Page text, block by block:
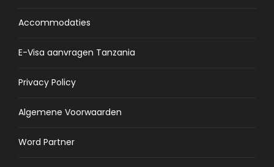
Accommodaties
E-Visa aanvragen Tanzania
Privacy Policy
Algemene Voorwaarden
Word Partner